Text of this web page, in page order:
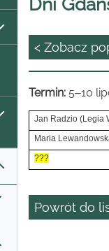
Dni
< Zobacz
Termin: 5–10
Jan Radzio (Legia
Maria
???
Powrót do